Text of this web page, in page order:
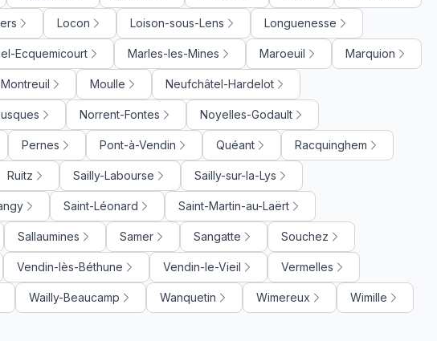
Locon Loison-sous-Lens Longuenesse
Ecquemicourt Marles-les-Mines Maroeuil Marquion
Montreuil Moulle Neufchâtel-Hardelot
Norrent-Fontes Noyelles-Godault
Pernes Pont-à-Vendin Quéant Racquinghem
Ruitz Sailly-Labourse Sailly-sur-la-Lys
Saint-Léonard Saint-Martin-au-Laërt
Sallaumines Samer Sangatte Souchez
Vendin-lès-Béthune Vendin-le-Vieil Vermelles
Wailly-Beaucamp Wanquetin Wimereux Wimille